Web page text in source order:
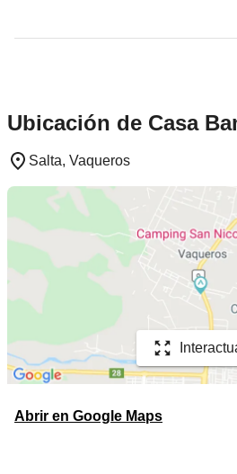
Ubicación de Casa
Salta, Vaqueros
Abrir en Google Maps